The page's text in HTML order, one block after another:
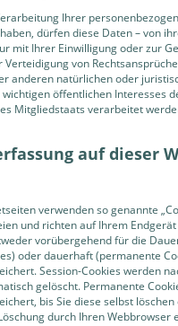
Ihrer
dürfen diese Daten – von
mit Ihrer Einwilligung oder zur
Verteidigung von
anderen natürlichen oder
öffentlichen Interesses
Mitgliedstaats verarbeitet
auf dieser
verwenden so genannte
und richten auf Ihrem
vorübergehend für die
oder dauerhaft (permanente
Session-Cookies werden
gelöscht. Permanente
bis Sie diese selbst löschen
durch Ihren Webbrowser